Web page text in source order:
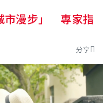
始搜尋
市漫步」 專家指
分享